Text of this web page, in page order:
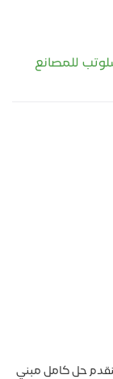
حل كامل مبني